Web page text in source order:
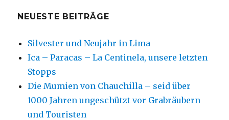
NEUESTE BEITRÄGE
Silvester und Neujahr in Lima
Ica – Paracas – La Centinela, unsere letzten
Stopps
Die Mumien von Chauchilla – seid über
1000 Jahren ungeschützt vor Grabräubern
und Touristen